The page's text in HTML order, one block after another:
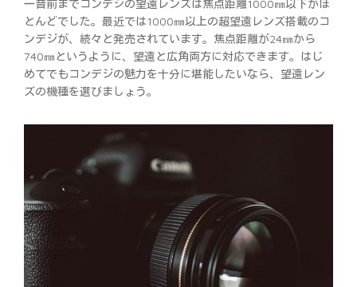
一昔前までコンデジの望遠レンズは焦点距離1000㎜以下がほ
とんどでした。最近では1000㎜以上の超望遠レンズ搭載のコ
ンデジが、続々と発売されています。焦点距離が24㎜から
740㎜というように、望遠と広角両方に対応できます。はじ
めてでもコンデジの魅力を十分に堪能したいなら、望遠レン
ズの機種を選びましょう。